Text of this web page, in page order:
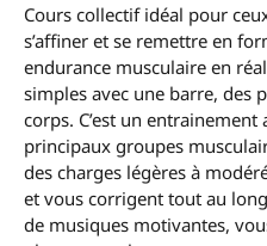
Cours collectif idéal pour
s’affiner et se remettre en
endurance musculaire en
simples avec une barre, des
corps. C’est un
principaux groupes
des charges légères à
et vous corrigent tout au
de musiques motivantes,